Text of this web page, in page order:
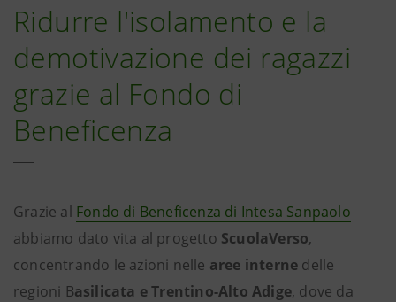
Ridurre l'isolamento e la
demotivazione dei ragazzi
grazie al Fondo di
Beneficenza
Grazie al Fondo di Beneficenza di Intesa Sanpaolo
abbiamo dato vita al progetto ScuolaVerso,
concentrando le azioni nelle aree interne delle
regioni Basilicata e Trentino-Alto Adige, dove da